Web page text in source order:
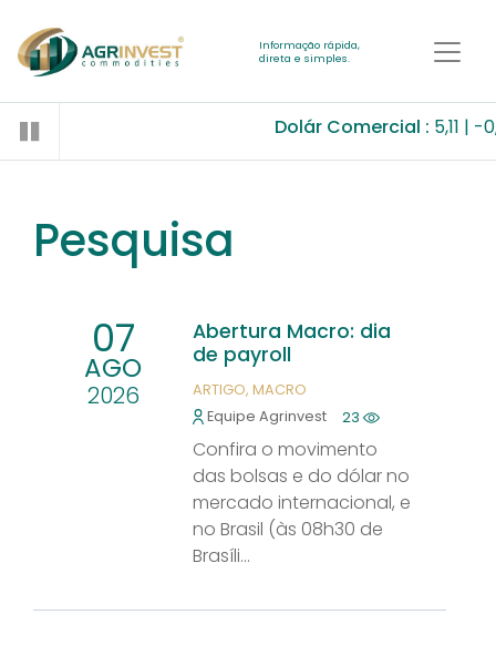
Informação rápida,
direta e simples.
Dolár Comercial :5,11 -
Pesquisa
07
AGO
2026
Abertura Macro: dia
de payroll
ARTIGO MACRO
Equipe Agrinvest
23
Confira o movimento
das bolsas e do dólar no
mercado internacional, e
no Brasil (às 08h30 de
Brasíli...